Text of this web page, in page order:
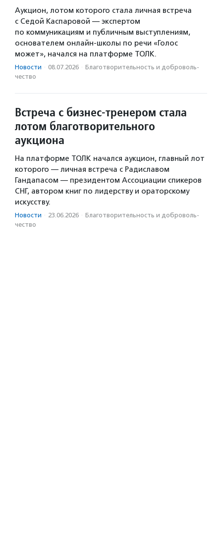
Аукцион, лотом которого стала личная встреча
с Седой Каспаровой — экспертом
по коммуникациям и публичным выступлениям,
основателем онлайн-школы по речи «Голос
может», начался на платформе ТОЛК.
Новости · 08.07.2026 · Благотвори­тель­ность и доброволь­
чест­во
Встреча с бизнес-тренером стала
лотом благотворительного
аукциона
На платформе ТОЛК начался аукцион, главный лот
которого — личная встреча с Радиславом
Гандапасом — президентом Ассоциации спикеров
СНГ, автором книг по лидерству и ораторскому
искусству.
Новости · 23.06.2026 · Благотвори­тель­ность и доброволь­
чест­во